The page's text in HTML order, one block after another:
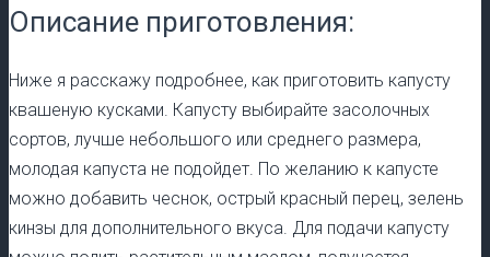
Описание приготовления:
Ниже я расскажу подробнее, как приготовить капусту
квашеную кусками. Капусту выбирайте засолочных
сортов, лучше небольшого или среднего размера,
молодая капуста не подойдет. По желанию к капусте
можно добавить чеснок, острый красный перец, зелень
кинзы для дополнительного вкуса. Для подачи капусту